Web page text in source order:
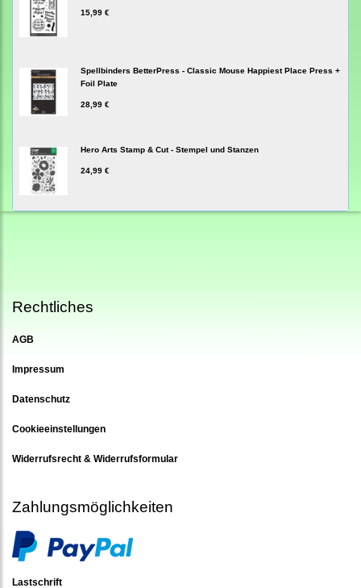
15,99 €
Spellbinders BetterPress - Classic Mouse Happiest Place Press +
Foil Plate
28,99 €
Hero Arts Stamp & Cut - Stempel und Stanzen
24,99 €
Rechtliches
AGB
Impressum
Datenschutz
Cookieeinstellungen
Widerrufsrecht & Widerrufsformular
Zahlungsmöglichkeiten
Lastschrift